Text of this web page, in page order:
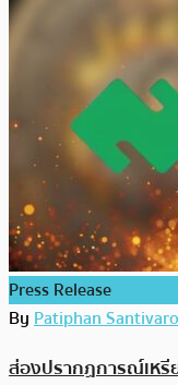
Press Release
ByPatiphan
ส่องปรากฏการณ์เหรี